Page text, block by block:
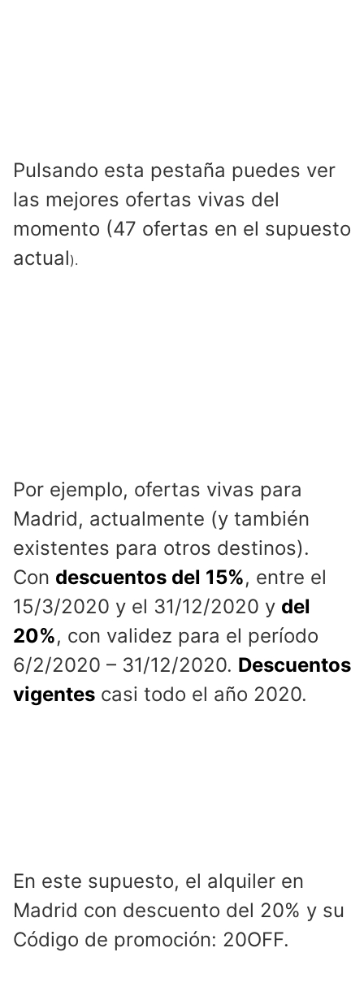
Pulsando esta pestaña puedes ver
las mejores ofertas vivas del
momento (47 ofertas en el supuesto
actual).
Por ejemplo, ofertas vivas para
Madrid, actualmente (y también
existentes para otros destinos).
Con descuentos del 15%, entre el
15/3/2020 y el 31/12/2020 y del
20%, con validez para el período
6/2/2020 – 31/12/2020. Descuentos
vigentes casi todo el año 2020.
En este supuesto, el alquiler en
Madrid con descuento del 20% y su
Código de promoción: 20OFF.